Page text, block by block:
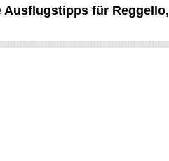
für